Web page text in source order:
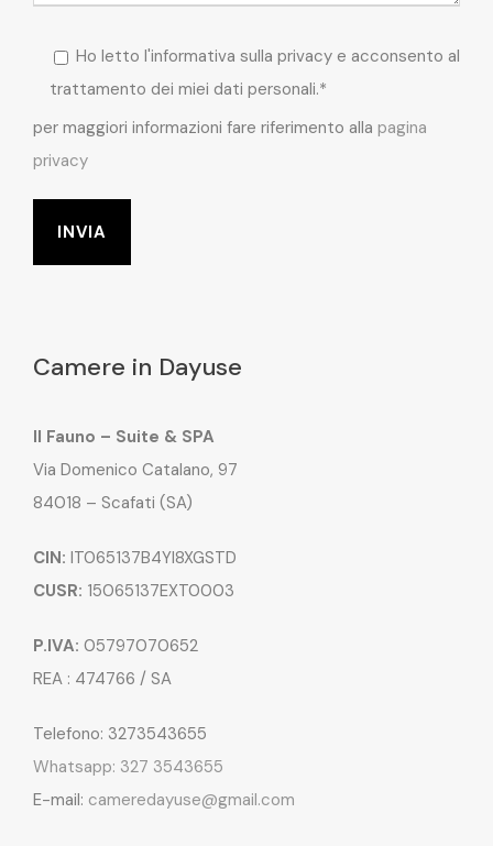
Ho letto l'informativa sulla privacy e acconsento al
trattamento dei miei dati personali.*
per maggiori informazioni fare riferimento alla pagina
privacy
Camere in Dayuse
Il Fauno – Suite & SPA
Via Domenico Catalano, 97
84018 – Scafati (SA)
CIN: IT065137B4YI8XGSTD
CUSR: 15065137EXT0003
P.IVA: 05797070652
REA : 474766 / SA
Telefono: 3273543655
Whatsapp: 327 3543655
E-mail: cameredayuse@gmail.com